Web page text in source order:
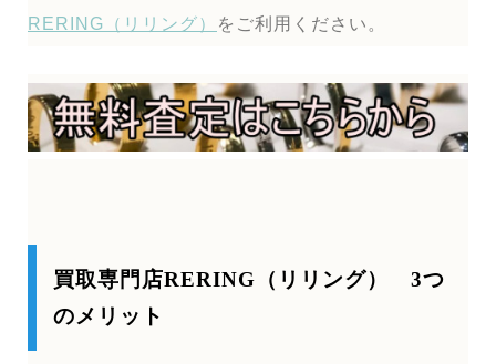
RERING（リリング）
をご利用ください。
買取専門店RERING（リリング） 3つ
のメリット